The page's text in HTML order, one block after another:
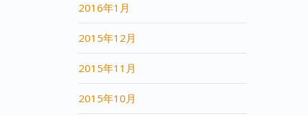
2016年1月
2015年12月
2015年11月
2015年10月